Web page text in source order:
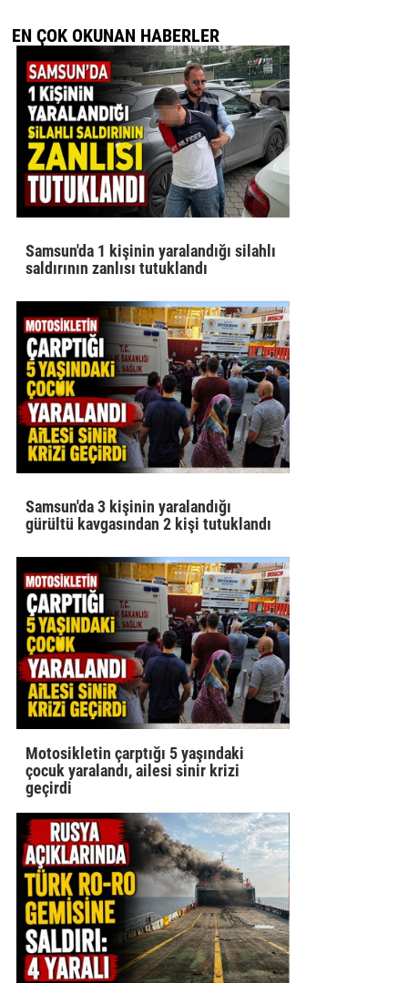
EN ÇOK OKUNAN HABERLER
Samsun'da 1 kişinin yaralandığı silahlı
saldırının zanlısı tutuklandı
Samsun'da 3 kişinin yaralandığı
gürültü kavgasından 2 kişi tutuklandı
Motosikletin çarptığı 5 yaşındaki
çocuk yaralandı, ailesi sinir krizi
geçirdi